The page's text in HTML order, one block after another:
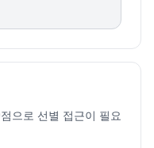
으로 선별 접근이 필요